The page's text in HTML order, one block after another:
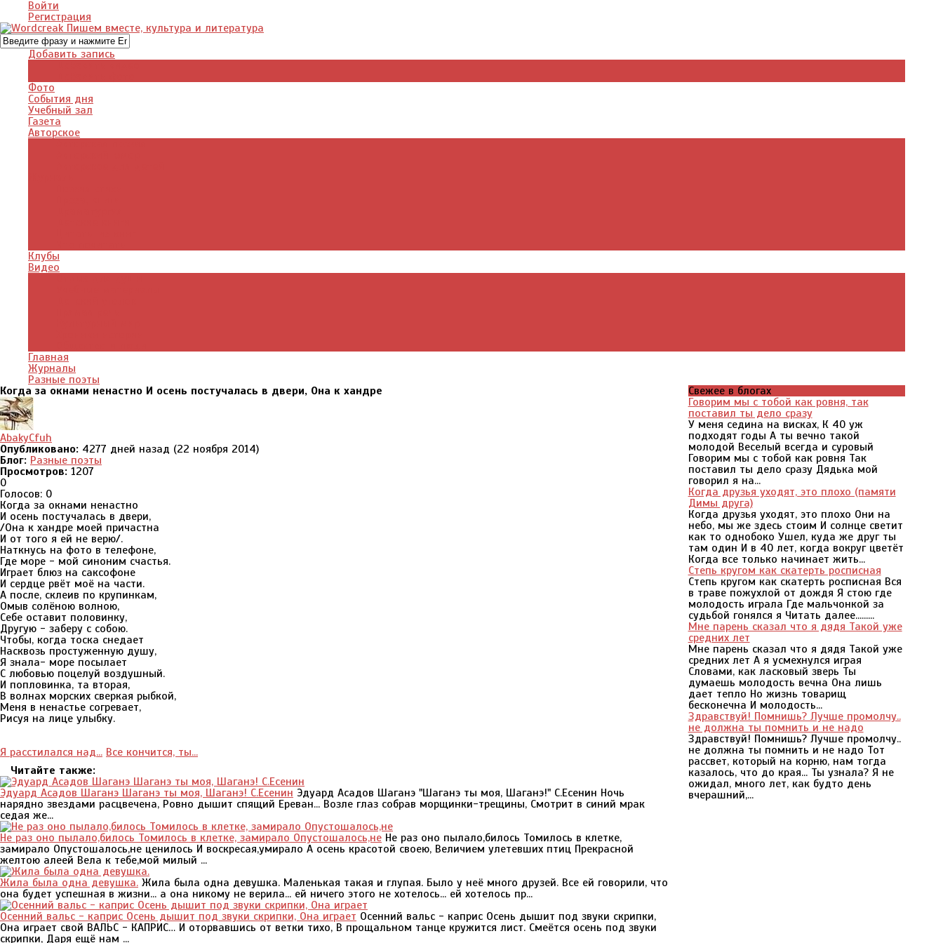
Войти
Регистрация
Добавить запись
Фото
События дня
Учебный зал
Газета
Авторское
Клубы
Видео
Главная
Журналы
Разные поэты
Когда за окнами ненастно И осень постучалась в двери, Она к хандре
AbakyCfuh
Опубликовано: 4277 дней назад (22 ноября 2014)
Блог: Разные поэты
Просмотров: 1207
0
Голосов: 0
Когда за окнами ненастно
И осень постучалась в двери,
/Она к хандре моей причастна
И от того я ей не верю/.
Наткнусь на фото в телефоне,
Где море - мой синоним счастья.
Играет блюз на саксофоне
И сердце рвёт моё на части.
А после, склеив по крупинкам,
Омыв солёною волною,
Себе оставит половинку,
Другую - заберу с собою.
Чтобы, когда тоска снедает
Насквозь простуженную душу,
Я знала- море посылает
С любовью поцелуй воздушный.
И попловинка, та вторая,
В волнах морских сверкая рыбкой,
Меня в ненастье согревает,
Рисуя на лице улыбку.
Я расстилался над... Все кончится, ты...
Читайте также:
Эдуард Асадов Шаганэ Шаганэ ты моя, Шаганэ! С.Есенин Эдуард Асадов Шаганэ "Шаганэ ты моя, Шаганэ!" С.Есенин Ночь
нарядно звездами расцвечена, Ровно дышит спящий Ереван... Возле глаз собрав морщинки-трещины, Смотрит в синий мрак
седая же...
Не раз оно пылало,билось Томилось в клетке, замирало Опустошалось,не Не раз оно пылало,билось Томилось в клетке,
замирало Опустошалось,не ценилось И воскресая,умирало А осень красотой своею, Величием улетевших птиц Прекрасной
желтою алеей Вела к тебе,мой милый ...
Жила была одна девушка. Жила была одна девушка. Маленькая такая и глупая. Было у неё много друзей. Все ей говорили, что
она будет успешная в жизни... а она никому не верила... ей ничего этого не хотелось... ей хотелось пр...
Осенний вальс - каприс Осень дышит под звуки скрипки, Она играет Осенний вальс - каприс Осень дышит под звуки скрипки,
Она играет свой ВАЛЬС - КАПРИС… И оторвавшись от ветки тихо, В прощальном танце кружится лист. Смеётся осень под звуки
скрипки, Даря ещё нам ...
Свежее в блогах
Говорим мы с тобой как ровня, так
поставил ты дело сразу
У меня седина на висках, К 40 уж
подходят годы А ты вечно такой
молодой Веселый всегда и суровый
Говорим мы с тобой как ровня Так
поставил ты дело сразу Дядька мой
говорил я на...
Когда друзья уходят, это плохо (памяти
Димы друга)
Когда друзья уходят, это плохо Они на
небо, мы же здесь стоим И солнце светит
как то однобоко Ушел, куда же друг ты
там один И в 40 лет, когда вокруг цветёт
Когда все только начинает жить...
Степь кругом как скатерть росписная
Степь кругом как скатерть росписная Вся
в траве пожухлой от дождя Я стою где
молодость играла Где мальчонкой за
судьбой гонялся я Читать далее.........
Мне парень сказал что я дядя Такой уже
средних лет
Мне парень сказал что я дядя Такой уже
средних лет А я усмехнулся играя
Словами, как ласковый зверь Ты
думаешь молодость вечна Она лишь
дает тепло Но жизнь товарищ
бесконечна И молодость...
Здравствуй! Помнишь? Лучше промолчу..
не должна ты помнить и не надо
Здравствуй! Помнишь? Лучше промолчу..
не должна ты помнить и не надо Тот
рассвет, который на корню, нам тогда
казалось, что до края... Ты узнала? Я не
ожидал, много лет, как будто день
вчерашний,...